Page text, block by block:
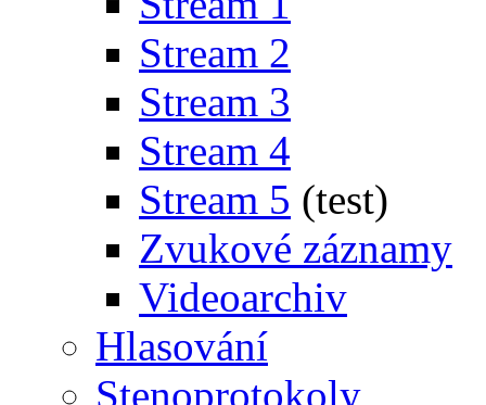
Stream 2
Stream 3
Stream 4
Stream 5 (test)
Zvukové záznamy
Videoarchiv
Hlasování
Stenoprotokoly